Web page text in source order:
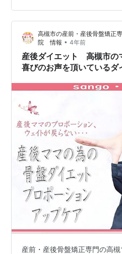
す！ 「夫から最近肌艶いいね
のお陰かも？！」 純ココアっ
の種子から作られています。純
整ココア…
高槻市の産前・産後骨盤矯正
院 情報 • 4年前
産後ダイエット 高槻市の
喜びのお声を頂いているダ
産前・産後骨盤矯正専門の高